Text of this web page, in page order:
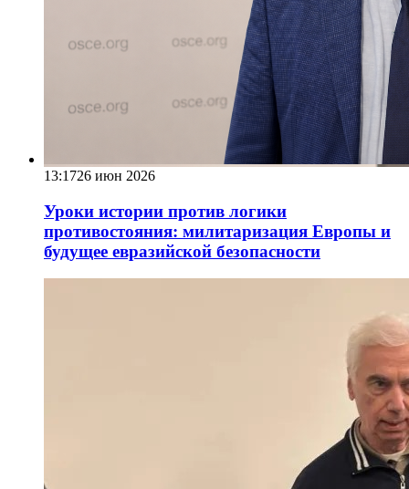
13:1726 июн 2026
Уроки истории против логики
противостояния: милитаризация Европы и
будущее евразийской безопасности